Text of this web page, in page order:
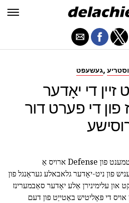
געשעפט,
זיין די יאָדער
די פערט דור
ניט לאַנג צוריק, די יו דעפּאַרטמענט פון Defense ארויס אַ
פון ניט-יאָדער גלאבאלע געראַנגל פון
און עלימינירן אַלע יאָדער סאַבמערינז
20 טעג. לאָזן אויס די פּאָליטיש באַטייַט פון דעם